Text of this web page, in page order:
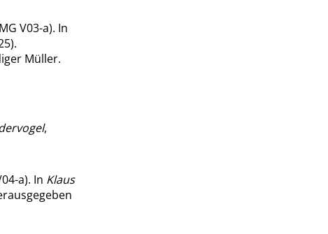
V03-a). In
Müller.
,
a). In Klaus